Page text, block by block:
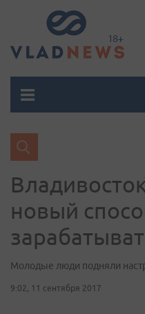
новый
Молодые люди подняли
9:02, 11 сентября 2017